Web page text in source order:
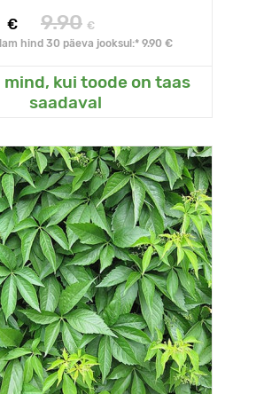
€ 9.90 €
hind 30 päeva jooksul:* 9.90 €
mind, kui toode on taas
saadaval